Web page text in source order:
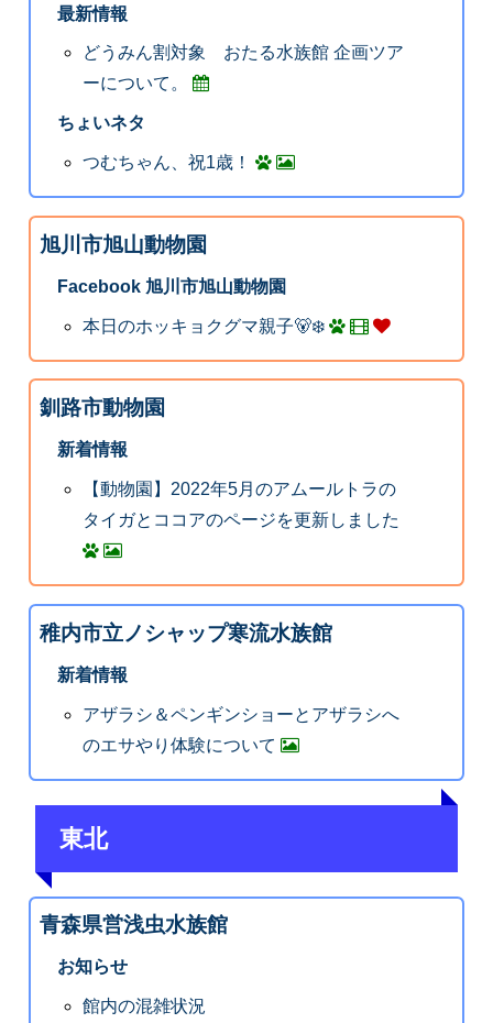
最新情報
どうみん割対象 おたる水族館 企画ツア
ーについて。
ちょいネタ
つむちゃん、祝1歳！
旭川市旭山動物園
Facebook 旭川市旭山動物園
本日のホッキョクグマ親子🐻‍❄️
釧路市動物園
新着情報
【動物園】2022年5月のアムールトラの
タイガとココアのページを更新しました
稚内市立ノシャップ寒流水族館
新着情報
アザラシ＆ペンギンショーとアザラシへ
のエサやり体験について
東北
青森県営浅虫水族館
お知らせ
館内の混雑状況